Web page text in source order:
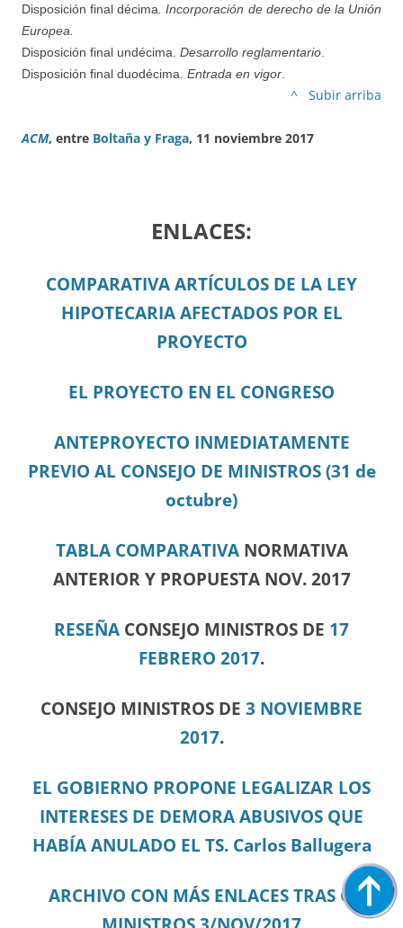
Disposición final décima. Incorporación de derecho de la Unión
Europea.
Disposición final undécima. Desarrollo reglamentario.
Disposición final duodécima. Entrada en vigor.
^ Subir arriba
ACM, entre Boltaña y Fraga, 11 noviembre 2017
ENLACES:
COMPARATIVA ARTÍCULOS DE LA LEY
HIPOTECARIA AFECTADOS POR EL
PROYECTO
EL PROYECTO EN EL CONGRESO
ANTEPROYECTO INMEDIATAMENTE
PREVIO AL CONSEJO DE MINISTROS (31 de
octubre)
TABLA COMPARATIVANORMATIVA
ANTERIOR Y PROPUESTA NOV. 2017
RESEÑA CONSEJO MINISTROS DE 17
FEBRERO 2017.
CONSEJO MINISTROS DE 3 NOVIEMBRE
2017.
EL GOBIERNO PROPONE LEGALIZAR LOS
INTERESES DE DEMORA ABUSIVOS QUE
HABÍA ANULADO EL TS. Carlos Ballugera
ARCHIVO CON MÁS ENLACES TRAS C.